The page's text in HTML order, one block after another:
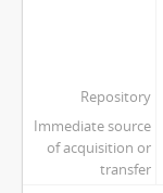
Repository
Immediate source
of acquisition or
transfer